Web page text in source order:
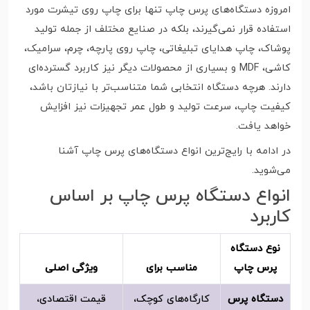
امروزه دستگاه‌های پرس چاپ تنها برای چاپ روی تیشرت مورد
استفاده قرار نمی‌گیرند، بلکه در صنایع مختلف از جمله تولید
پوشاک، چاپ هدایای تبلیغاتی، چاپ روی پارچه، چرم، سرامیک،
کاشی، MDF و بسیاری از محصولات دیگر نیز کاربرد گسترده‌ای
دارند. هرچه دستگاه انتخابی شما متناسب‌تر با نیازتان باشد،
کیفیت چاپ، سرعت تولید و طول عمر تجهیزات نیز افزایش
خواهد یافت.
در ادامه با رایج‌ترین انواع دستگاه‌های پرس چاپ آشنا
می‌شوید.
انواع دستگاه پرس چاپ بر اساس
کاربرد
نوع دستگاه
پرس چاپ
مناسب برای ویژگی اصلی
دستگاه پرس
کارگاه‌های کوچک،
قیمت اقتصادی،